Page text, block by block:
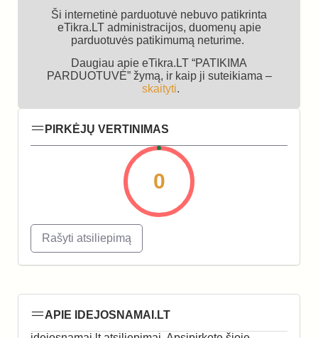
Ši internetinė parduotuvė nebuvo patikrinta
eTikra.LT administracijos, duomenų apie
parduotuvės patikimumą neturime.
Daugiau apie eTikra.LT “PATIKIMA
PARDUOTUVĖ” žymą, ir kaip ji suteikiama –
skaityti.
PIRKĖJŲ VERTINIMAS
0
Rašyti atsiliepimą
APIE IDEJOSNAMAI.LT